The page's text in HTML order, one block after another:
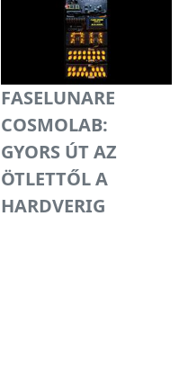
FASELUNARE
COSMOLAB:
GYORS ÚT AZ
ÖTLETTŐL A
HARDVERIG